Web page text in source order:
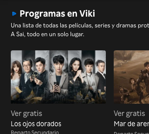
Programas en Viki
Una lista de todas las películas, series y dramas
A Sai, todo en un solo lugar.
Ver gratis
Los ojos dorados
Reparto Secundario
Ver gratis
Mar de